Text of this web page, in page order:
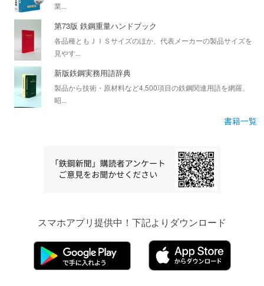
業...
第73版 鉄鋼重量ハンドブック
各品種ともＪＩＳサイズのほか、代表メーカーの製品サイズを
見やす...
新版鉄鋼実務用語辞典
製品から技術・原材料など4,500項目の鉄鋼関連用語を網羅、
昭...
書籍一覧
スマホアプリ提供中！下記よりダウンロード